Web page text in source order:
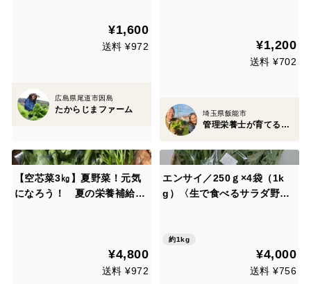
¥1,600
送料 ¥972
広島県尾道市因島
たからじまファーム
¥1,200
送料 ¥702
埼玉県飯能市
管理栄養士が育てる固定種/在来種のお野菜・自然栽培ナチュベジ＊ウィル
【空芯菜3㎏】夏野菜！元気
になろう！ 夏の栄養補給
¥4,800
送料 ¥972
エンサイ／250ｇ×4袋（1k
g）〈生で食べるサラダ野
約1kg
¥4,000
送料 ¥756